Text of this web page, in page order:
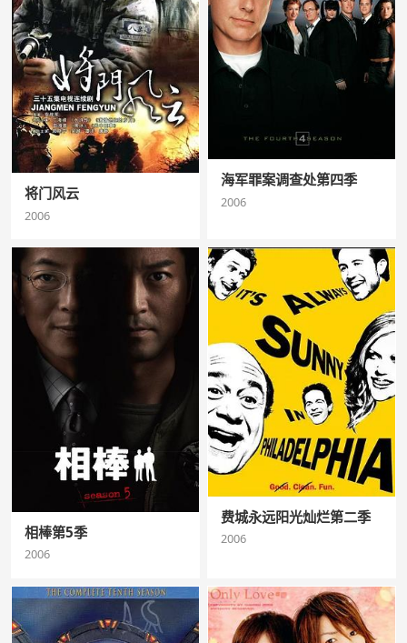
将门风云
2006
海军罪案调查处第四季
2006
相棒第5季
2006
费城永远阳光灿烂第二季
2006